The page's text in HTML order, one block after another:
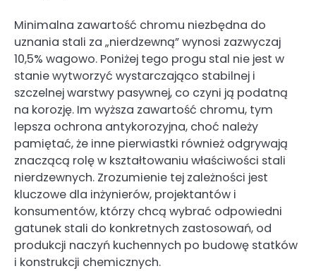
Minimalna zawartość chromu niezbędna do
uznania stali za „nierdzewną” wynosi zazwyczaj
10,5% wagowo. Poniżej tego progu stal nie jest w
stanie wytworzyć wystarczająco stabilnej i
szczelnej warstwy pasywnej, co czyni ją podatną
na korozję. Im wyższa zawartość chromu, tym
lepsza ochrona antykorozyjna, choć należy
pamiętać, że inne pierwiastki również odgrywają
znaczącą rolę w kształtowaniu właściwości stali
nierdzewnych. Zrozumienie tej zależności jest
kluczowe dla inżynierów, projektantów i
konsumentów, którzy chcą wybrać odpowiedni
gatunek stali do konkretnych zastosowań, od
produkcji naczyń kuchennych po budowę statków
i konstrukcji chemicznych.